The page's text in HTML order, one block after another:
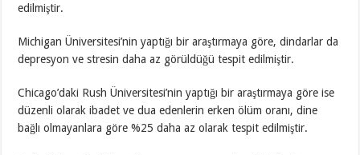
edilmiştir.
Michigan Üniversitesi’nin yaptığı bir araştırmaya göre, dindarlar da
depresyon ve stresin daha az görüldüğü tespit edilmiştir.
Chicago’daki Rush Üniversitesi’nin yaptığı bir araştırmaya göre ise
düzenli olarak ibadet ve dua edenlerin erken ölüm oranı, dine
bağlı olmayanlara göre %25 daha az olarak tespit edilmiştir.